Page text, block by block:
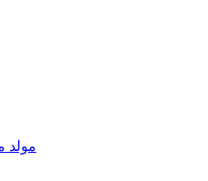
مولد